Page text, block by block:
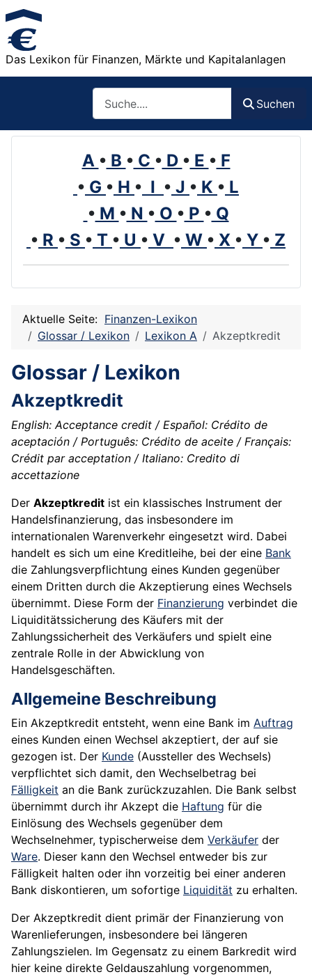
Das Lexikon für Finanzen, Märkte und Kapitalanlagen
Suchen
A • B • C • D • E • F
• G • H • I • J • K • L
• M • N • O • P • Q
• R • S • T • U • V • W • X • Y • Z
Aktuelle Seite: Finanzen-Lexikon
Glossar / Lexikon
Lexikon A Akzeptkredit
Glossar / Lexikon
Akzeptkredit
English: Acceptance credit / Español: Crédito de
aceptación / Português: Crédito de aceite / Français:
Crédit par acceptation / Italiano: Credito di
accettazione
Der Akzeptkredit ist ein klassisches Instrument der
Handelsfinanzierung, das insbesondere im
internationalen Warenverkehr eingesetzt wird. Dabei
handelt es sich um eine Kreditleihe, bei der eine Bank
die Zahlungsverpflichtung eines Kunden gegenüber
einem Dritten durch die Akzeptierung eines Wechsels
übernimmt. Diese Form der Finanzierung verbindet die
Liquiditätssicherung des Käufers mit der
Zahlungssicherheit des Verkäufers und spielt eine
zentrale Rolle in der Abwicklung von
Handelsgeschäften.
Allgemeine Beschreibung
Ein Akzeptkredit entsteht, wenn eine Bank im Auftrag
eines Kunden einen Wechsel akzeptiert, der auf sie
gezogen ist. Der Kunde (Aussteller des Wechsels)
verpflichtet sich damit, den Wechselbetrag bei
Fälligkeit an die Bank zurückzuzahlen. Die Bank selbst
übernimmt durch ihr Akzept die Haftung für die
Einlösung des Wechsels gegenüber dem
Wechselnehmer, typischerweise dem Verkäufer der
Ware. Dieser kann den Wechsel entweder bis zur
Fälligkeit halten oder ihn vorzeitig bei einer anderen
Bank diskontieren, um sofortige Liquidität zu erhalten.
Der Akzeptkredit dient primär der Finanzierung von
Warenlieferungen, insbesondere bei längeren
Zahlungszielen. Im Gegensatz zu einem Barkredit wird
hier keine direkte Geldauszahlung vorgenommen,